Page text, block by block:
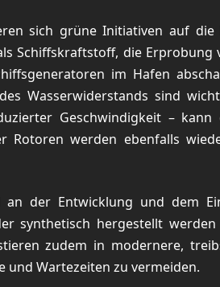
sich grüne Initiativen auf die
Schiffskraftstoff, die
im Hafen
Wasserwiderstands sind
Geschwindigkeit –
Rotoren werden ebenfalls
der Entwicklung und dem
synthetisch hergestellt
zudem in modernere,
und Wartezeiten zu vermeiden.